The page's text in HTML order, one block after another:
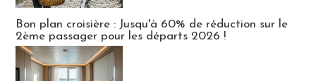
Bon plan croisière : Jusqu'à 60% de réduction sur le
2ème passager pour les départs 2026 !